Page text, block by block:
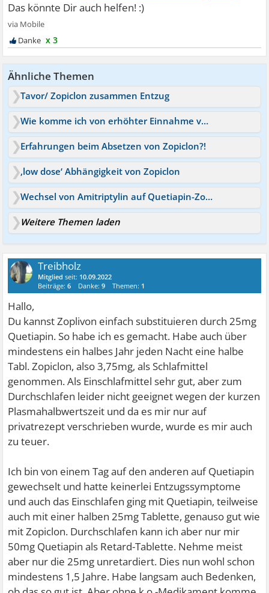
x 3
Ähnliche Themen
Tavor/ Zopiclon zusammen Entzug
Wie komme ich von erhöhter Einnahme von Zopiclon weg Ha
Erfahrungen beim Absetzen von Zopiclon?!
‚low dose‘ Abhängigkeit von Zopiclon
Wechsel von Amitriptylin auf Quetiapin-Zopiclon
Weitere Themen laden
Treibholz
Mitglied seit: 10.09.2022
Beiträge:6 Danke:9 Themen: 1
Hallo,
Du kannst Zoplivon einfach substituieren durch 25mg
Quetiapin. So habe ich es gemacht. Habe auch über
mindestens ein halbes Jahr jeden Nacht eine halbe
Tabl. Zopiclon, also 3,75mg, als Schlafmittel
genommen. Als Einschlafmittel sehr gut, aber zum
Durchschlafen leider nicht geeignet wegen der kurzen
Plasmahalbwertszeit und da es mir nur auf
privatrezept verschrieben wurde, wurde es mir auch
zu teuer.
Ich bin von einem Tag auf den anderen auf Quetiapin
gewechselt und hatte keinerlei Entzugssymptome
und auch das Einschlafen ging mit Quetiapin, teilweise
auch mit einer halben 25mg Tablette, genauso gut wie
mit Zopiclon. Durchschlafen kann ich aber nur mir
50mg Quetiapin als Retard-Tablette. Nehme meist
aber nur die 25mg unretardiert. Dies nun wohl schon
mindestens 1,5 Jahre. Habe langsam auch Bedenken,